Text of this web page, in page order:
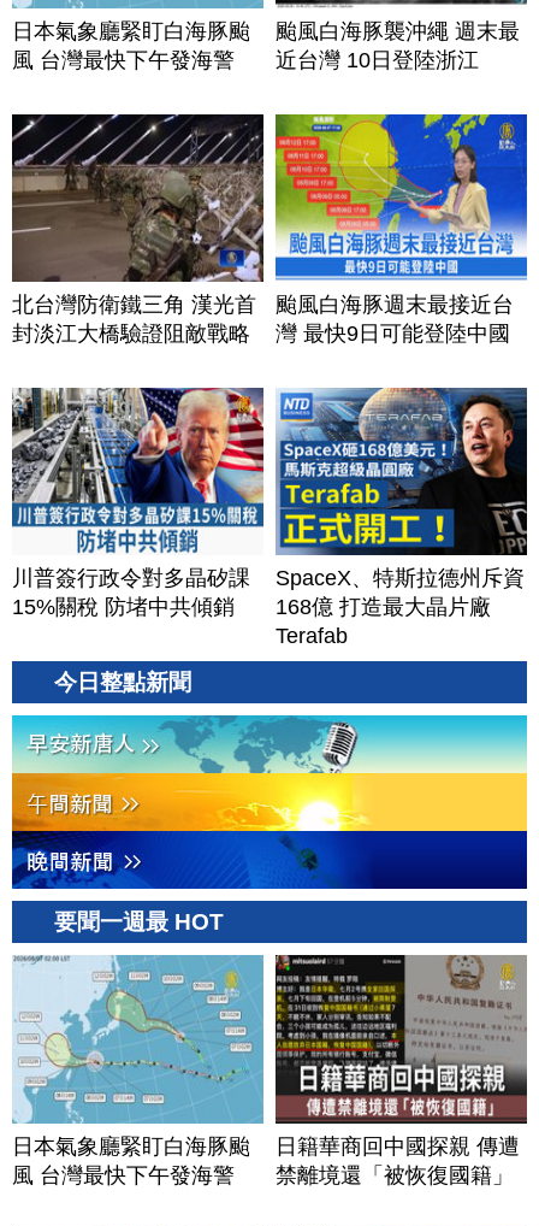
日本氣象廳緊盯白海豚颱
風 台灣最快下午發海警
颱風白海豚襲沖繩 週末最
近台灣 10日登陸浙江
北台灣防衛鐵三角 漢光首
封淡江大橋驗證阻敵戰略
颱風白海豚週末最接近台
灣 最快9日可能登陸中國
川普簽行政令對多晶矽課
15%關稅 防堵中共傾銷
SpaceX、特斯拉德州斥資
168億 打造最大晶片廠
Terafab
今日整點新聞
要聞一週最 HOT
日本氣象廳緊盯白海豚颱
風 台灣最快下午發海警
日籍華商回中國探親 傳遭
禁離境還「被恢復國籍」